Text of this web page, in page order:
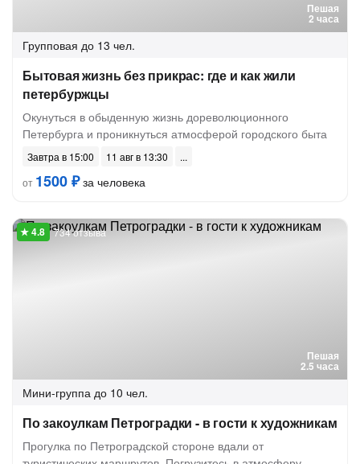
Пешая
2 часа
Групповая до 13 чел.
Бытовая жизнь без прикрас: где и как жили
петербуржцы
Окунуться в обыденную жизнь дореволюционного
Петербурга и проникнуться атмосферой городского быта
Завтра в 15:00
11 авг в 13:30
от 1500 ₽за человека
Пешая
2.5 часа
734 отзыва
Мини-группа до 10 чел.
По закоулкам Петроградки - в гости к художникам
Прогулка по Петроградской стороне вдали от